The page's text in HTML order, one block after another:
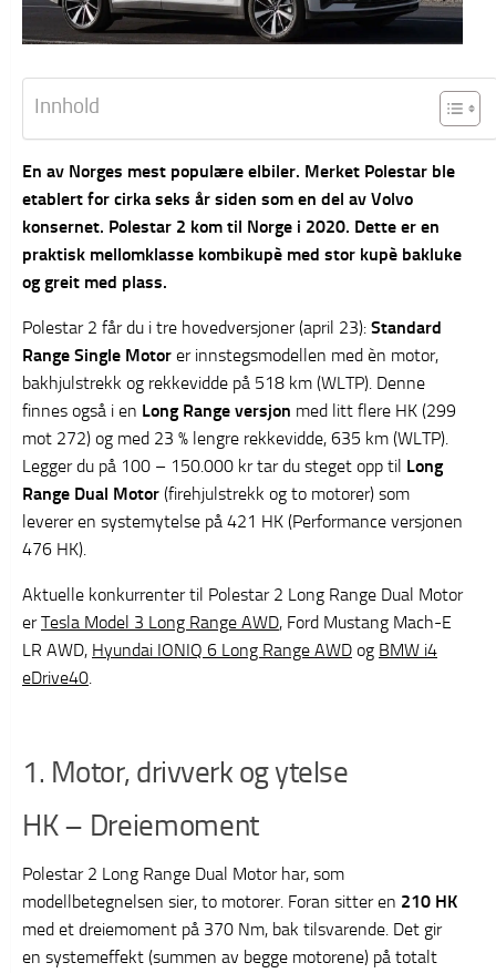
Innhold
En av Norges mest populære elbiler. Merket Polestar ble
etablert for cirka seks år siden som en del av Volvo
konsernet. Polestar 2 kom til Norge i 2020. Dette er en
praktisk mellomklasse kombikupè med stor kupè bakluke
og greit med plass.
Polestar 2 får du i tre hovedversjoner (april 23): Standard
Range Single Motor er innstegsmodellen med èn motor,
bakhjulstrekk og rekkevidde på 518 km (WLTP). Denne
finnes også i en Long Range versjon med litt flere HK (299
mot 272) og med 23 % lengre rekkevidde, 635 km (WLTP).
Legger du på 100 – 150.000 kr tar du steget opp til Long
Range Dual Motor (firehjulstrekk og to motorer) som
leverer en systemytelse på 421 HK (Performance versjonen
476 HK).
Aktuelle konkurrenter til Polestar 2 Long Range Dual Motor
erTesla Model 3 Long Range AWD, Ford Mustang Mach-E
LR AWD, Hyundai IONIQ 6 Long Range AWD og BMW i4
eDrive40
1. Motor, drivverk og ytelse
HK – Dreiemoment
Polestar 2 Long Range Dual Motor har, som
modellbetegnelsen sier, to motorer. Foran sitter en 210 HK
med et dreiemoment på 370 Nm, bak tilsvarende. Det gir
en systemeffekt (summen av begge motorene) på totalt